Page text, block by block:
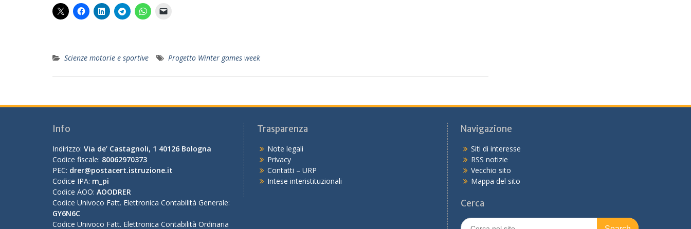
Scienze motorie e sportive Progetto Winter games week
Info
Indirizzo: Via de’ Castagnoli, 1 40126 Bologna
Codice fiscale: 80062970373
PEC: drer@postacert.istruzione.it
Codice IPA: m_pi
Codice AOO: AOODRER
Codice Univoco Fatt. Elettronica Contabilità Generale:
GY6N6C
Codice Univoco Fatt. Elettronica Contabilità Ordinaria
Trasparenza
Note legali
Privacy
Contatti – URP
Intese interistituzionali
Navigazione
Siti di interesse
RSS notizie
Vecchio sito
Mappa del sito
Cerca
Search